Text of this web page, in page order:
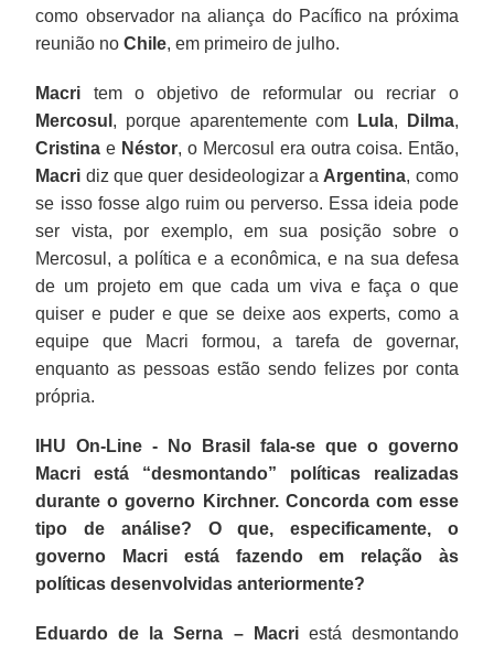
como observador na aliança do Pacífico na próxima
reunião noChile, em primeiro de julho.
Macri tem o objetivo de reformular ou recriar o
Mercosul , porque aparentemente com Lula, Dilma,
Cristina e Néstor, o Mercosul era outra coisa. Então,
Macri diz que quer desideologizar a Argentina, como
se isso fosse algo ruim ou perverso. Essa ideia pode
ser vista, por exemplo, em sua posição sobre o
Mercosul, a política e a econômica, e na sua defesa
de um projeto em que cada um viva e faça o que
quiser e puder e que se deixe aos experts, como a
equipe que Macri formou, a tarefa de governar,
enquanto as pessoas estão sendo felizes por conta
própria.
IHU On-Line - No Brasil fala-se que o governo
Macri está “desmontando” políticas realizadas
durante o governo Kirchner. Concorda com esse
tipo de análise? O que, especificamente, o
governo Macri está fazendo em relação às
políticas desenvolvidas anteriormente?
Eduardo de la Serna – Macriestá desmontando